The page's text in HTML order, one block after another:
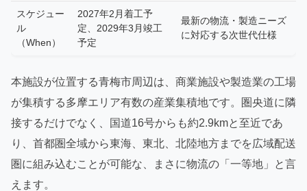
スケジュー
ル
（When）
2027年2月着工予
定、2029年3月竣工
予定
最新の物流・製造ニーズ
に対応する次世代仕様
本施設が位置する青梅市周辺は、商業施設や製造業の工場
が集積する多摩エリア有数の産業集積地です。圏央道に隣
接するだけでなく、国道16号からも約2.9kmと至近であ
り、首都圏全域から東海、東北、北陸地方までを広域配送
圏に組み込むことが可能な、まさに物流の「一等地」と言
えます。